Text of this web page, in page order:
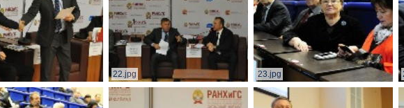
22.jpg 23.jpg